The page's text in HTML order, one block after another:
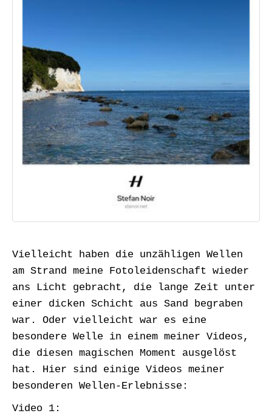
Vielleicht haben die unzähligen Wellen
am Strand meine Fotoleidenschaft wieder
ans Licht gebracht, die lange Zeit unter
einer dicken Schicht aus Sand begraben
war. Oder vielleicht war es eine
besondere Welle in einem meiner Videos,
die diesen magischen Moment ausgelöst
hat. Hier sind einige Videos meiner
besonderen Wellen-Erlebnisse:
Video 1: